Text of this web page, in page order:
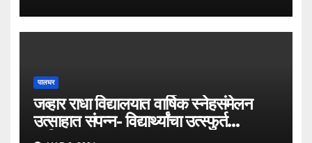
पालघर
जव्हार राधा विद्यालयात वार्षिक स्नेहसंमेलन
उत्साहात संपन्न- विद्यार्थ्यांचा उत्स्फुर्त
प्रतिसाद.